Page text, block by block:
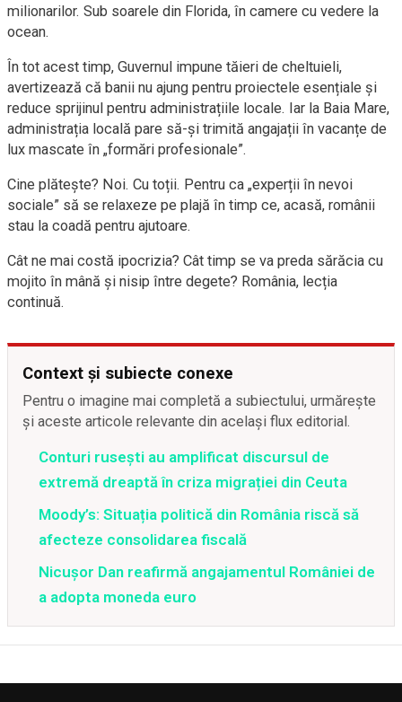
milionarilor. Sub soarele din Florida, în camere cu vedere la
ocean.
În tot acest timp, Guvernul impune tăieri de cheltuieli,
avertizează că banii nu ajung pentru proiectele esențiale și
reduce sprijinul pentru administrațiile locale. Iar la Baia Mare,
administrația locală pare să-și trimită angajații în vacanțe de
lux mascate în „formări profesionale”.
Cine plătește? Noi. Cu toții. Pentru ca „experții în nevoi
sociale” să se relaxeze pe plajă în timp ce, acasă, românii
stau la coadă pentru ajutoare.
Cât ne mai costă ipocrizia? Cât timp se va preda sărăcia cu
mojito în mână și nisip între degete? România, lecția
continuă.
Context și subiecte conexe
Pentru o imagine mai completă a subiectului, urmărește
și aceste articole relevante din același flux editorial.
Conturi rusești au amplificat discursul de
extremă dreaptă în criza migrației din Ceuta
Moody’s: Situația politică din România riscă să
afecteze consolidarea fiscală
Nicușor Dan reafirmă angajamentul României de
a adopta moneda euro